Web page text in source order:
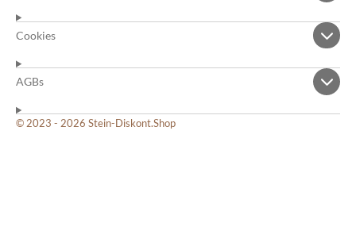
Cookies
AGBs
© 2023 - 2026 Stein-Diskont.Shop